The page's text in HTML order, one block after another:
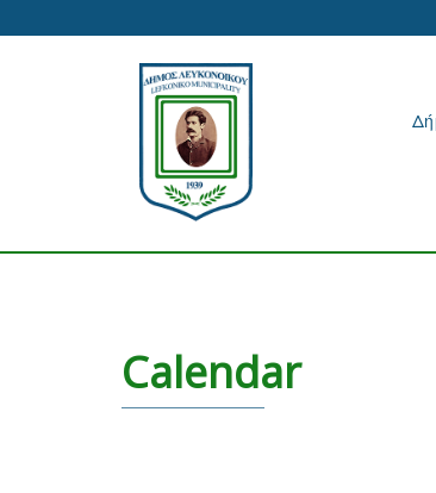
Calendar